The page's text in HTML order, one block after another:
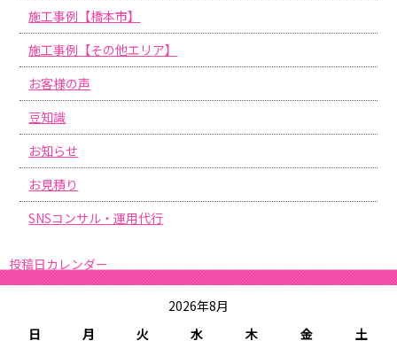
施工事例【橋本市】
施工事例【その他エリア】
お客様の声
豆知識
お知らせ
お見積り
SNSコンサル・運用代行
投稿日カレンダー
2026年8月
日
月 火 水 木 金 土